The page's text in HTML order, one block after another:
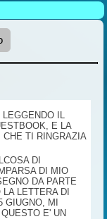
IL
E LA
TI RINGRAZIA
DI
DI MIO
DA PARTE
LETTERA DI
MI
E' UN